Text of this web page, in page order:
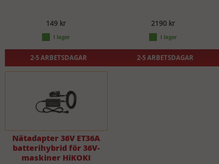
149 kr
2-5 ARBETSDAGAR
2190 kr
2-5 ARBETSDAGAR
Nätadapter 36V ET36A
batterihybrid för 36V-
maskiner HiKOKI